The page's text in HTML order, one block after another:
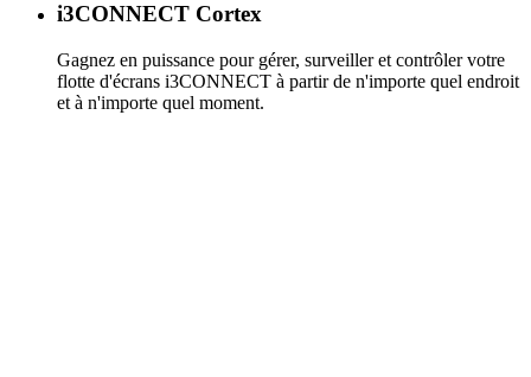
i3CONNECT Cortex
Gagnez en puissance pour gérer, surveiller et contrôler votre
flotte d'écrans i3CONNECT à partir de n'importe quel endroit
et à n'importe quel moment.